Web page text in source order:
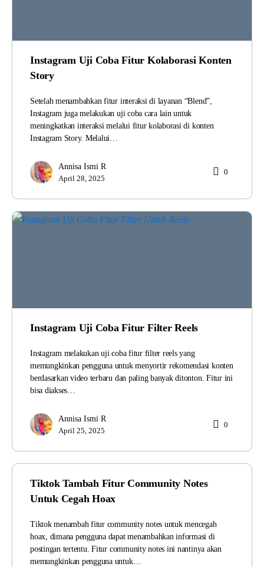
Instagram Uji Coba Fitur Kolaborasi Konten
Story
Setelah menambahkan fitur interaksi di layanan “Blend”,
Instagram juga melakukan uji coba cara lain untuk
meningkatkan interaksi melalui fitur kolaborasi di konten
Instagram Story. Melalui…
Annisa Ismi R
April 28, 2025
0
Instagram Uji Coba Fitur Filter Reels
Instagram melakukan uji coba fitur filter reels yang
memungkinkan pengguna untuk menyortir rekomendasi konten
berdasarkan video terbaru dan paling banyak ditonton. Fitur ini
bisa diakses…
Annisa Ismi R
April 25, 2025
0
Tiktok Tambah Fitur Community Notes
Untuk Cegah Hoax
Tiktok menambah fitur community notes untuk mencegah
hoax, dimana pengguna dapat menambahkan informasi di
postingan tertentu. Fitur community notes ini nantinya akan
memungkinkan pengguna untuk…